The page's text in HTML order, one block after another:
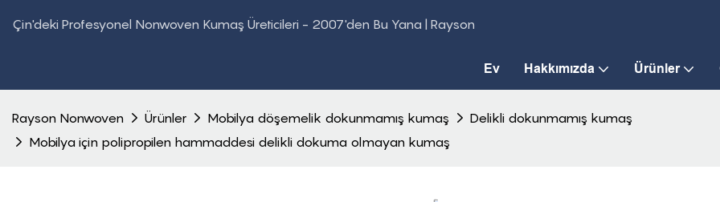
Çin'deki Profesyonel Nonwoven Kumaş Üreticileri - 2007'den Bu Yana | Rayson
Ev Hakkımızda Ürünler
Rayson Nonwoven Ürünler Mobilya döşemelik dokunmamış kumaş
Delikli dokunmamış kumaş
Mobilya için polipropilen hammaddesi delikli dokuma olmayan kumaş